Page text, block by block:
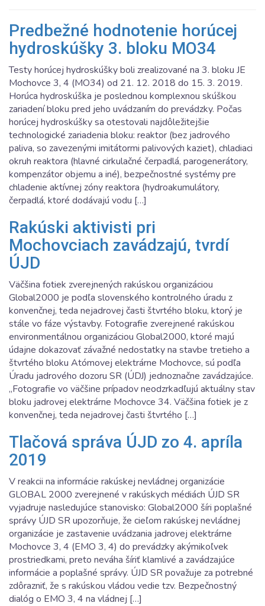
Predbežné hodnotenie horúcej
hydroskúšky 3. bloku MO34
Testy horúcej hydroskúšky boli zrealizované na 3. bloku JE
Mochovce 3, 4 (MO34) od 21. 12. 2018 do 15. 3. 2019.
Horúca hydroskúška je poslednou komplexnou skúškou
zariadení bloku pred jeho uvádzaním do prevádzky. Počas
horúcej hydroskúšky sa otestovali najdôležitejšie
technologické zariadenia bloku: reaktor (bez jadrového
paliva, so zavezenými imitátormi palivových kaziet), chladiaci
okruh reaktora (hlavné cirkulačné čerpadlá, parogenerátory,
kompenzátor objemu a iné), bezpečnostné systémy pre
chladenie aktívnej zóny reaktora (hydroakumulátory,
čerpadlá, ktoré dodávajú vodu […]
Rakúski aktivisti pri
Mochovciach zavádzajú, tvrdí
ÚJD
Väčšina fotiek zverejnených rakúskou organizáciou
Global2000 je podľa slovenského kontrolného úradu z
konvenčnej, teda nejadrovej časti štvrtého bloku, ktorý je
stále vo fáze výstavby. Fotografie zverejnené rakúskou
environmentálnou organizáciou Global2000, ktoré majú
údajne dokazovať závažné nedostatky na stavbe tretieho a
štvrtého bloku Atómovej elektrárne Mochovce, sú podľa
Úradu jadrového dozoru SR (ÚDJ) jednoznačne zavádzajúce.
„Fotografie vo väčšine prípadov neodzrkadľujú aktuálny stav
bloku jadrovej elektrárne Mochovce 34. Väčšina fotiek je z
konvenčnej, teda nejadrovej časti štvrtého […]
Tlačová správa ÚJD zo 4. apríla
2019
V reakcii na informácie rakúskej nevládnej organizácie
GLOBAL 2000 zverejnené v rakúskych médiách ÚJD SR
vyjadruje nasledujúce stanovisko: Global2000 šíri poplašné
správy ÚJD SR upozorňuje, že cieľom rakúskej nevládnej
organizácie je zastavenie uvádzania jadrovej elektrárne
Mochovce 3, 4 (EMO 3, 4) do prevádzky akýmikoľvek
prostriedkami, preto neváha šíriť klamlivé a zavádzajúce
informácie a poplašné správy. ÚJD SR považuje za potrebné
zdôrazniť, že s rakúskou vládou vedie tzv. Bezpečnostný
dialóg o EMO 3, 4 na vládnej […]